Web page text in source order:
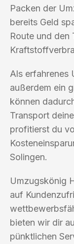
Packen der
bereits Geld
Route und den
Als erfahrenes
außerdem ein
können
Transport
profitierst du
Solingen.
Umzugskönig
auf
bieten wir dir
pünktlichen